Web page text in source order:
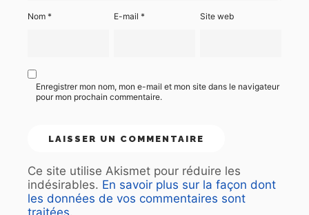
Nom * E-mail* Site web
Enregistrer mon nom, mon e-mail et mon site dans le navigateur
pour mon prochain commentaire.
Ce site utilise Akismet pour réduire les
indésirables. En savoir plus sur la façon dont
les données de vos commentaires sont
traitées.